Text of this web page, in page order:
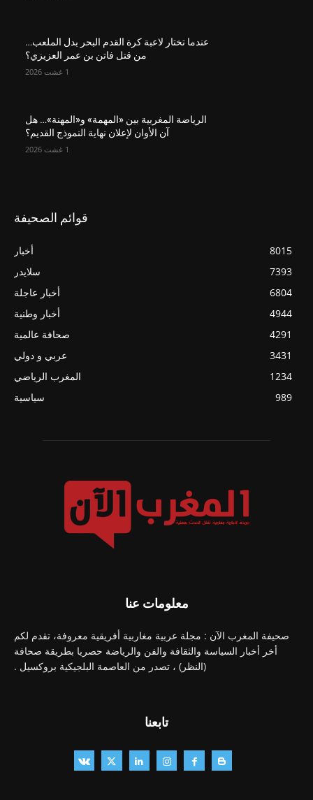
عندما تختار لاعبة كرة القدم البحر بدل الملعب…
من قتل فاتن بن عمر العزيزي؟
1 غشت 2026
الرياضة المغربية بين «المهمة» و«المهنة»… هل
آن الأوان لإعلان نهاية النموذج القديم؟
1 غشت 2026
قوائم الصحيفة
أخبار
8015
سلايدر
7393
أخبار عاجلة
6804
أخبار وطنية
4944
صحافة عالمية
4291
عربي و دولي
3431
المغرب الرياضي
1234
سياسية
989
معلومات عنا
صحيفة المغرب الآن : مجلة عربية مغاربية أفريقية معروفة، تقدم لكم
أخر أخبار السياسة والثقافة والفن والرياضة حصريا بطريقة صحافة
(النظر) ، تصدر من العاصمة البلجيكية بروكسيل .
تابعنا